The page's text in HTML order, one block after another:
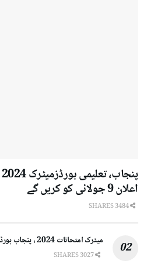
اعلان 9 جولائی کو کریں گے
میٹرک امتحانات 2024 ، پنجاب بورڈزکے نتائج کا اعلان، رزلٹ گزٹ